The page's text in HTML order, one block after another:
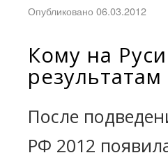
Опубликовано 06.03.2012
Кому на
После
РФ 2012